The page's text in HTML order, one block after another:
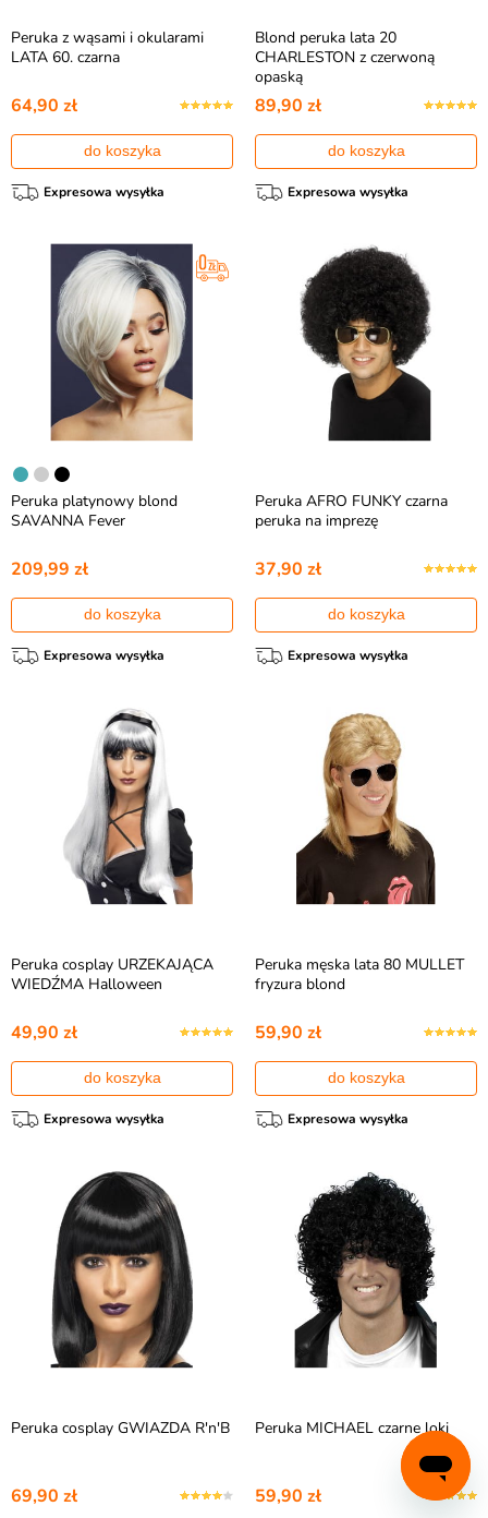
Peruka z wąsami i okularami
LATA 60. czarna
64,90 zł
do koszyka
Expresowa wysyłka
Blond peruka lata 20
CHARLESTON z czerwoną
opaską
89,90 zł
do koszyka
Expresowa wysyłka
Peruka platynowy blond
SAVANNA Fever
209,99 zł
do koszyka
Expresowa wysyłka
Peruka AFRO FUNKY czarna
peruka na imprezę
37,90 zł
do koszyka
Expresowa wysyłka
Peruka cosplay URZEKAJĄCA
WIEDŹMA Halloween
49,90 zł
do koszyka
Expresowa wysyłka
Peruka męska lata 80 MULLET
fryzura blond
59,90 zł
do koszyka
Expresowa wysyłka
Peruka cosplay GWIAZDA R'n'B
69,90 zł
Peruka MICHAEL czarne loki
59,90 zł